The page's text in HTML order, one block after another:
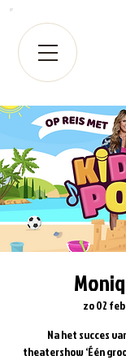
zo 02 feb
Na het succes
theatershow ‘Één